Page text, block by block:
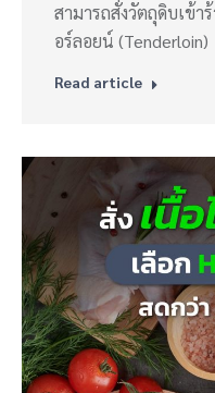
สามารถสั่งวัตถุดิบเข้
อร์ลอยน์
Read article